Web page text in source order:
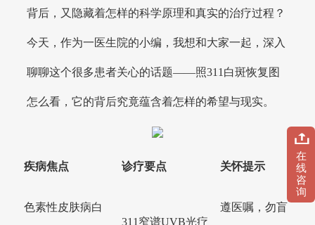
背后，又隐藏着怎样的科学原理和真实的治疗过程？
今天，作为一医生院的小编，我想和大家一起，深入
聊聊这个很多患者关心的话题——照311白斑恢复图
怎么看，它的背后究竟蕴含着怎样的希望与现实。
疾病焦点 诊疗要点 关怀提示
色素性皮肤病白
311窄谱UVB光疗
遵医嘱，勿盲
在
线
咨
询